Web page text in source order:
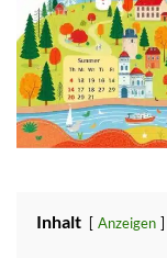
Inhalt Anzeigen